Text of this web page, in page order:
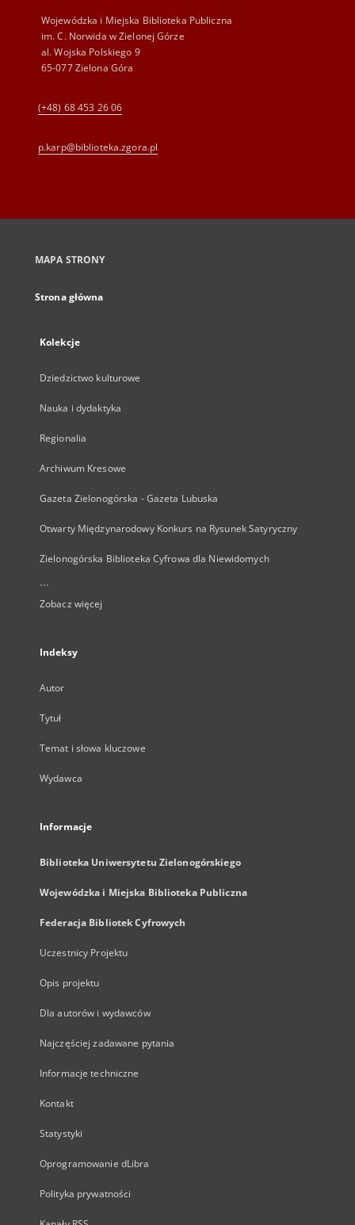
Wojewódzka i Miejska Biblioteka Publiczna
im. C. Norwida w Zielonej Górze
al. Wojska Polskiego 9
65-077 Zielona Góra
(+48) 68 453 26 06
p.karp@biblioteka.zgora.pl
MAPA STRONY
Strona główna
Kolekcje
Dziedzictwo kulturowe
Nauka i dydaktyka
Regionalia
Archiwum Kresowe
Gazeta Zielonogórska - Gazeta Lubuska
Otwarty Międzynarodowy Konkurs na Rysunek Satyryczny
Zielonogórska Biblioteka Cyfrowa dla Niewidomych
...
Zobacz więcej
Indeksy
Autor
Tytuł
Temat i słowa kluczowe
Wydawca
Informacje
Biblioteka Uniwersytetu Zielonogórskiego
Wojewódzka i Miejska Biblioteka Publiczna
Federacja Bibliotek Cyfrowych
Uczestnicy Projektu
Opis projektu
Dla autorów i wydawców
Najczęściej zadawane pytania
Informacje techniczne
Kontakt
Statystyki
Oprogramowanie dLibra
Polityka prywatności